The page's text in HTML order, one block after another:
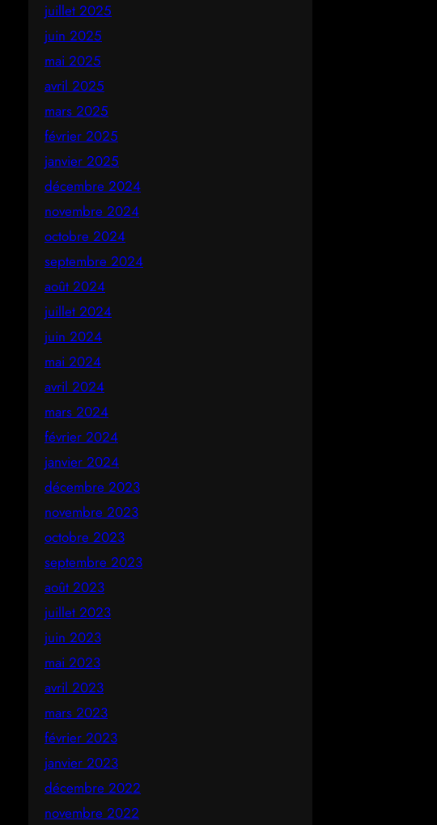
juillet 2025
juin 2025
mai 2025
avril 2025
mars 2025
février 2025
janvier 2025
décembre 2024
novembre 2024
octobre 2024
septembre 2024
août 2024
juillet 2024
juin 2024
mai 2024
avril 2024
mars 2024
février 2024
janvier 2024
décembre 2023
novembre 2023
octobre 2023
septembre 2023
août 2023
juillet 2023
juin 2023
mai 2023
avril 2023
mars 2023
février 2023
janvier 2023
décembre 2022
novembre 2022